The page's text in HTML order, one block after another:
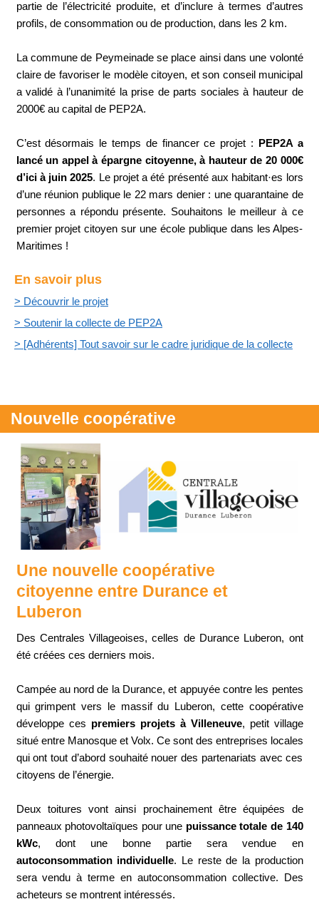
partie de l’électricité produite, et d’inclure à termes d’autres
profils, de consommation ou de production, dans les 2 km.
La commune de Peymeinade se place ainsi dans une volonté
claire de favoriser le modèle citoyen, et son conseil municipal
a validé à l’unanimité la prise de parts sociales à hauteur de
2000€ au capital de PEP2A.
C’est désormais le temps de financer ce projet : PEP2A a
lancé un appel à épargne citoyenne, à hauteur de 20 000€
d’ici à juin 2025. Le projet a été présenté aux habitant·es lors
d’une réunion publique le 22 mars denier : une quarantaine de
personnes a répondu présente. Souhaitons le meilleur à ce
premier projet citoyen sur une école publique dans les Alpes-
Maritimes !​​​​
En savoir plus
> Découvrir le projet
> Soutenir la collecte de PEP2A
> [Adhérents] Tout savoir sur le cadre juridique de la collecte
Nouvelle coopérative
Une nouvelle coopérative
citoyenne entre Durance et
Luberon
Des Centrales Villageoises, celles de Durance Luberon, ont
été créées ces derniers mois.
Campée au nord de la Durance, et appuyée contre les pentes
qui grimpent vers le massif du Luberon, cette coopérative
développe ces premiers projets à Villeneuve, petit village
situé entre Manosque et Volx. Ce sont des entreprises locales
qui ont tout d’abord souhaité nouer des partenariats avec ces
citoyens de l’énergie.
Deux toitures vont ainsi prochainement être équipées de
panneaux photovoltaïques pour une puissance totale de 140
kWc, dont une bonne partie sera vendue en
autoconsommation individuelle. Le reste de la production
sera vendu à terme en autoconsommation collective. Des
acheteurs se montrent intéressés.